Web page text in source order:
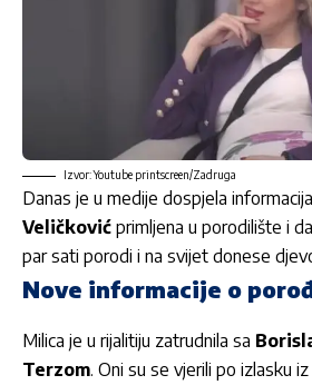
Izvor: Youtube printscreen/Zadruga
Danas je u medije dospjela
Veličković primljena u porodilište i
par sati porodi i na svijet donese
Nove informacije o
Milica je u rijalitiju zatrudnila sa
Terzom. Oni su se vjerili po izlasku